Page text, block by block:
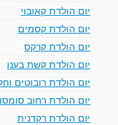
יום הולדת קאובוי
יום הולדת קסמים
יום הולדת קרקס
יום הולדת קשת בענן
יום הולדת רובוטים
יום הולדת רחוב
יום הולדת רקדנית